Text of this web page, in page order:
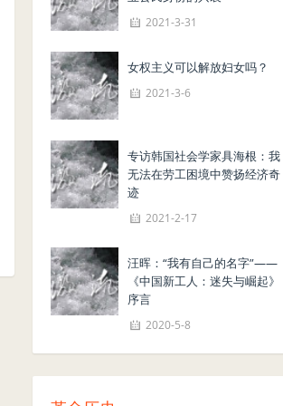
2021-3-31
女权主义可以解放妇女吗？
2021-3-6
专访韩国社会学家具海根：我
无法在劳工困境中赞扬经济奇
迹
2021-2-17
汪晖：“我有自己的名字”——
《中国新工人：迷失与崛起》
序言
2020-5-8